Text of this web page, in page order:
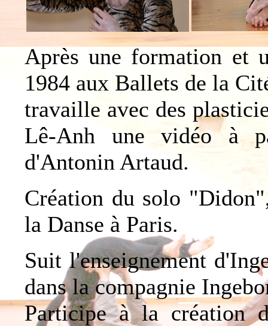
Après une formation et
1984 aux Ballets de la
travaille avec des
Lê-Anh une vidéo à
d'Antonin Artaud.
Création du solo
la Danse à Paris.
Suit l'enseignement
dans la compagnie
Participe à la création